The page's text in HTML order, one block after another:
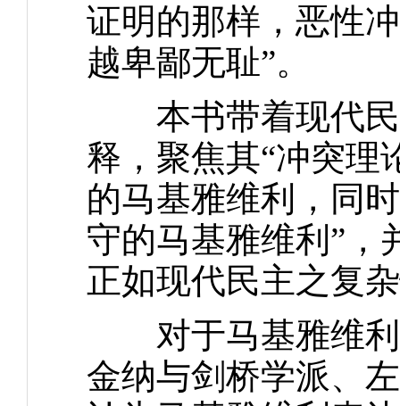
证明的那样，恶性
越卑鄙无耻”。
本书带着现代民
释，聚焦其“冲突理
的马基雅维利，同
守的马基雅维利”，
正如现代民主之复
对于马基雅维利
金纳与剑桥学派、